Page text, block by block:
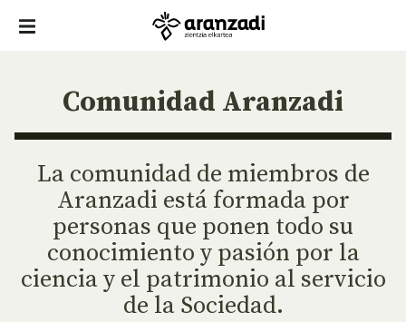
Comunidad Aranzadi
La comunidad de miembros de
Aranzadi está formada por
personas que ponen todo su
conocimiento y pasión por la
ciencia y el patrimonio al servicio
de la Sociedad.